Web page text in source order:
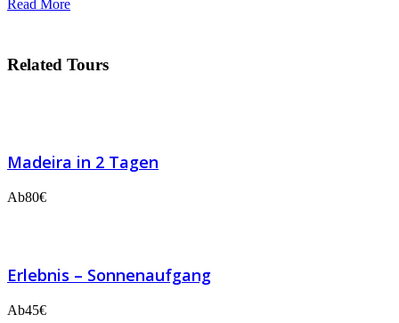
Read More
Related Tours
Madeira in 2 Tagen
Ab80€
Erlebnis – Sonnenaufgang
Ab45€